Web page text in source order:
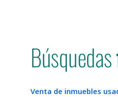
Búsquedas
Venta de inmuebles